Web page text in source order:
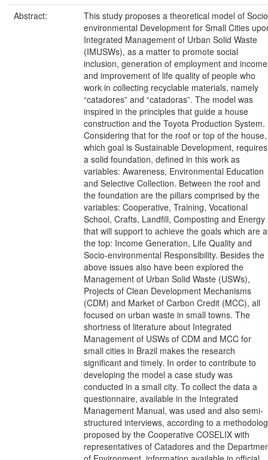
Abstract:
This study proposes a theoretical model of
environmental Development for Small Cities
Integrated Management of Urban Solid Waste
(IMUSWs), as a matter to promote social
inclusion, generation of employment and
and improvement of life quality of people who
work in collecting recyclable materials, namely
“catadores” and “catadoras”. The model was
inspired in the principles that guide a house
construction and the Toyota Production System.
Considering that for the roof or top of the house,
which goal is Sustainable Development, requires
a solid foundation, defined in this work as
variables: Awareness, Environmental Education
and Selective Collection. Between the roof and
the foundation are the pillars comprised by the
variables: Cooperative, Training, Vocational
School, Crafts, Landfill, Composting and Energy
that will support to achieve the goals which are
the top: Income Generation, Life Quality and
Socio-environmental Responsibility. Besides the
above issues also have been explored the
Management of Urban Solid Waste (USWs),
Projects of Clean Development Mechanisms
(CDM) and Market of Carbon Credit (MCC), all
focused on urban waste in small towns. The
shortness of literature about Integrated
Management of USWs of CDM and MCC for
small cities in Brazil makes the research
significant and timely. In order to contribute to
developing the model a case study was
conducted in a small city. To collect the data a
questionnaire, available in the Integrated
Management Manual, was used and also semi-
structured interviews, according to a
proposed by the Cooperative COSELIX with
representatives of Catadores and the